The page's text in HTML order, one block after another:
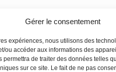
Gérer le consentement
expériences, nous utilisons des
ou accéder aux informations des
permettra de traiter des données telles
sur ce site. Le fait de ne pas